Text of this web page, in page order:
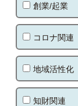
創業/起業
コロナ関連
地域活性化
知財関連